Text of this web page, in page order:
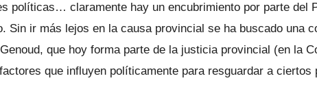
políticas… claramente hay un encubrimiento por parte del
Sin ir más lejos en la causa provincial se ha buscado una
que hoy forma parte de la justicia provincial (en la
que influyen políticamente para resguardar a ciertos